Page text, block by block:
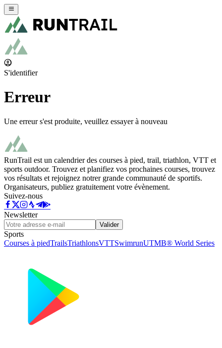
S'identifier
Erreur
Une erreur s'est produite, veuillez essayer à nouveau
RunTrail est un calendrier des courses à pied, trail, triathlon, VTT et
sports outdoor. Trouvez et planifiez vos prochaines courses, trouvez
vos résultats et rejoignez notrer grande communauté de sportifs.
Organisateurs, publiez gratuitement votre évènement.
Suivez-nous
Newsletter
Valider
Sports
Courses à piedTrailsTriathlonsVTTSwimrunUTMB® World Series